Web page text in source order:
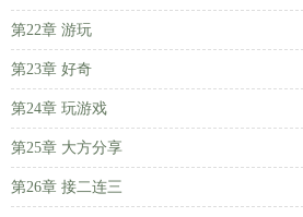
第22章 游玩
第23章 好奇
第24章 玩游戏
第25章 大方分享
第26章 接二连三